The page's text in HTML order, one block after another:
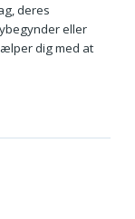
deres
eller
dig med at